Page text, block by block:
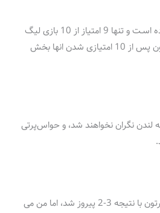
میزبان دراین فصل دقیقاً از برتری در زمین خانگی نهایت استفاده را نبرده اسـت و تنها 9 امتیاز از 10 بازی لیگ
در سلهرست پارک بـه دست آورده اسـت، در حالی کـه فرم جاده اي اورتون پس از 10 امتیازی شدن انها بخش
سفر بـه لندن نگران نخواهند شد، و حواس‌پرتی
این تیم‌ها در ماه نوامبر یک بازی هیجان‌انگیز را بـه نمایش گذاشتند و اورتون با نتیجه 3-2 پیروز شد، اما من می